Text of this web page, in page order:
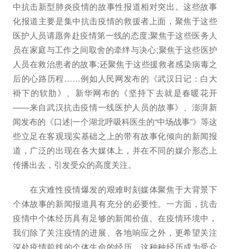
中抗击新型肺炎疫情的故事性报道相对突出。这些故事
化报道主要是集中抗击疫情的救援者上面，聚焦于这些
医护人员请愿奔赴疫情第一线的态度;聚焦于这些医务人
员在家庭与工作之间取舍的牵绊与决心;聚焦于这些医护
人员在救治患者的故事;还聚焦于这些援救者感染病毒之
后的心路历程……例如人民网发布的《武汉日记：白大
褂下的软肋》、新华网布的《坚持下去就是春暖花开
——来自武汉抗击疫情一线医护人员的故事》、澎湃新
闻发布的《口述|一个湖北呼吸科医生的“中场战事”》等这
些立足在客观现实基础之上的带有故事化倾向的新闻报
道，广泛的出现在各大媒体上，并在不同的媒介形态上
传播出去，引发受众的高度关注。
在灾难性疫情爆发的艰难时刻媒体聚焦于大背景下
个体故事的新闻报道具有充分的必要性。一方面，抗击
疫情中个体经历具有足够的新闻价值。在疫情环境中，
我们除了关注疫情的进展、各地响应之外，更希望关注